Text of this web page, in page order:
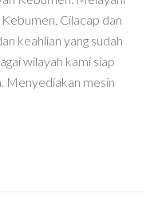
Cilacap dan
keahlian yang sudah
wilayah kami siap
Menyediakan mesin